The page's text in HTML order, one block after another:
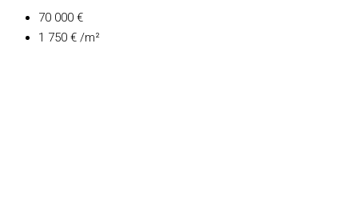
70 000 €
1 750 € /m²